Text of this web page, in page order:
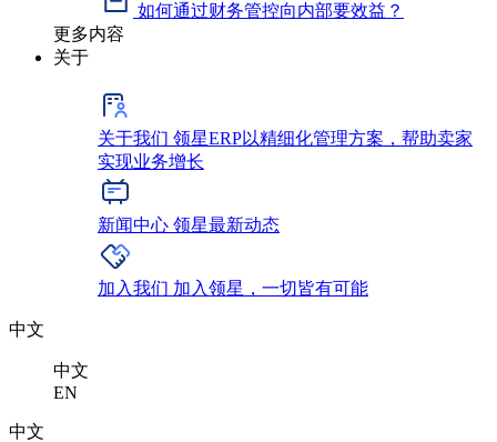
如何通过财务管控向内部要效益？
更多内容
关于
关于我们 领星ERP以精细化管理方案，帮助卖家
实现业务增长
新闻中心 领星最新动态
加入我们 加入领星，一切皆有可能
中文
中文
EN
中文